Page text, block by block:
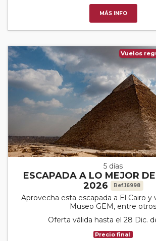
MÁS INFO
Vuelos
5 días
ESCAPADA A LO MEJOR
2026
Ref.16998
Aprovecha esta escapada a El Cairo y
Museo GEM, entre otros
Oferta válida hasta el 28 Dic.
Precio final